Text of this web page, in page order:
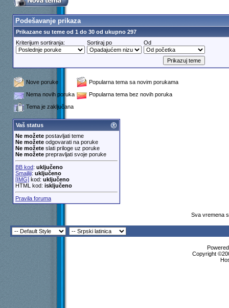
Podešavanje prikaza
Prikazane su teme od 1 do 30 od ukupno 297
Kriterijum sortiranja:
Sortiraj po Od
Nove poruke
Popularna tema sa novim porukama
Nema novih poruka
Popularna tema bez novih poruka
Tema je zaključana
Vaš status
Ne možetepostavljati teme
Ne možeteodgovarati na poruke
Ne možeteslati priloge uz poruke
Ne možeteprepravljati svoje poruke
BB kod: uključeno
Smajliji: uključeno
[IMG]kod: uključeno
HTML kod: isključeno
Pravila foruma
Sva vremena
Copyright